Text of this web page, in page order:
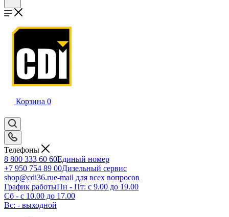
Корзина 0
Телефоны
8 800 333 60 60Единый номер
+7 950 754 89 00Дизельный сервис
shop@cdi36.rue-mail для всех вопросов
График работыПн - Пт: с 9.00 до 19.00
Сб - с 10.00 до 17.00
Вс: - выходной